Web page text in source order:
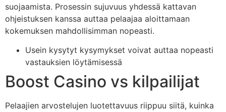
suojaamista. Prosessin sujuvuus yhdessä kattavan
ohjeistuksen kanssa auttaa pelaajaa aloittamaan
kokemuksen mahdollisimman nopeasti.
Usein kysytyt kysymykset voivat auttaa nopeasti
vastauksien löytämisessä
Boost Casino vs kilpailijat
Pelaajien arvostelujen luotettavuus riippuu siitä, kuinka